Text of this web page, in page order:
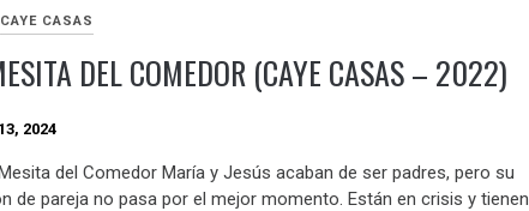
CAYE CASAS
DEL COMEDOR (CAYE CASAS – 2022)
2024
del Comedor María y Jesús acaban de ser padres, pero su
de pareja no pasa por el mejor momento. Están en crisis y tienen